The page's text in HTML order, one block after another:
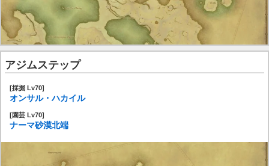
アジムステップ
[採掘 Lv70]
オンサル・ハカイル
[園芸 Lv70]
ナーマ砂漠北端